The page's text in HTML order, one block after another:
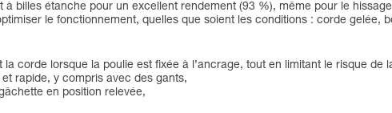
billes étanche pour un excellent rendement (93 %), même pour le
le fonctionnement, quelles que soient les conditions : corde gelée,
corde lorsque la poulie est fixée à l’ancrage, tout en limitant le risque de
rapide, y compris avec des gants,
en position relevée,